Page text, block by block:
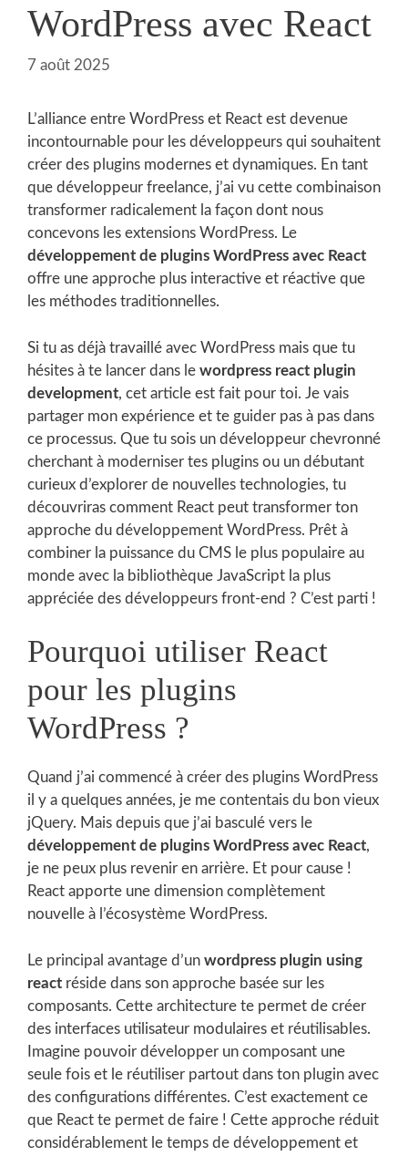
WordPress avec React
7 août 2025
L’alliance entre WordPress et React est devenue
incontournable pour les développeurs qui souhaitent
créer des plugins modernes et dynamiques. En tant
que développeur freelance, j’ai vu cette combinaison
transformer radicalement la façon dont nous
concevons les extensions WordPress. Le
développement de plugins WordPress avec React
offre une approche plus interactive et réactive que
les méthodes traditionnelles.
Si tu as déjà travaillé avec WordPress mais que tu
hésites à te lancer dans le wordpress react plugin
development, cet article est fait pour toi. Je vais
partager mon expérience et te guider pas à pas dans
ce processus. Que tu sois un développeur chevronné
cherchant à moderniser tes plugins ou un débutant
curieux d’explorer de nouvelles technologies, tu
découvriras comment React peut transformer ton
approche du développement WordPress. Prêt à
combiner la puissance du CMS le plus populaire au
monde avec la bibliothèque JavaScript la plus
appréciée des développeurs front-end ? C’est parti !
Pourquoi utiliser React
pour les plugins
WordPress ?
Quand j’ai commencé à créer des plugins WordPress
il y a quelques années, je me contentais du bon vieux
jQuery. Mais depuis que j’ai basculé vers le
développement de plugins WordPress avec React,
je ne peux plus revenir en arrière. Et pour cause !
React apporte une dimension complètement
nouvelle à l’écosystème WordPress.
Le principal avantage d’un wordpress plugin using
react réside dans son approche basée sur les
composants. Cette architecture te permet de créer
des interfaces utilisateur modulaires et réutilisables.
Imagine pouvoir développer un composant une
seule fois et le réutiliser partout dans ton plugin avec
des configurations différentes. C’est exactement ce
que React te permet de faire ! Cette approche réduit
considérablement le temps de développement et